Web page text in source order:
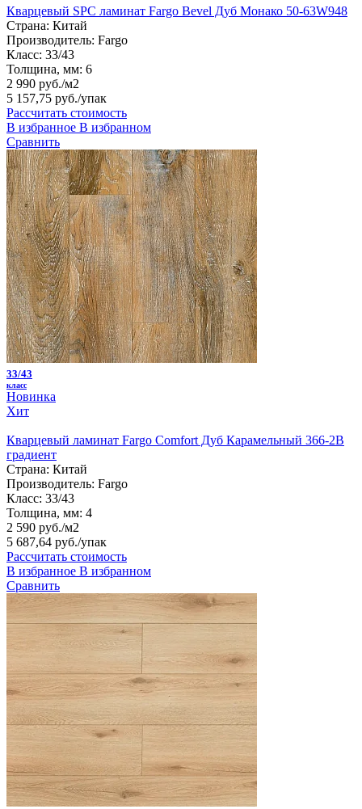
Кварцевый SPC ламинат Fargo Bevel Дуб Монако 50-63W948
Страна: Китай
Производитель: Fargo
Класс: 33/43
Толщина, мм: 6
2 990 руб./м2
5 157,75 руб./упак
Рассчитать стоимость
В избранное В избранном
Сравнить
33/43
класс
Новинка
Хит
Кварцевый ламинат Fargo Comfort Дуб Карамельный 366-2B
градиент
Страна: Китай
Производитель: Fargo
Класс: 33/43
Толщина, мм: 4
2 590 руб./м2
5 687,64 руб./упак
Рассчитать стоимость
В избранное В избранном
Сравнить